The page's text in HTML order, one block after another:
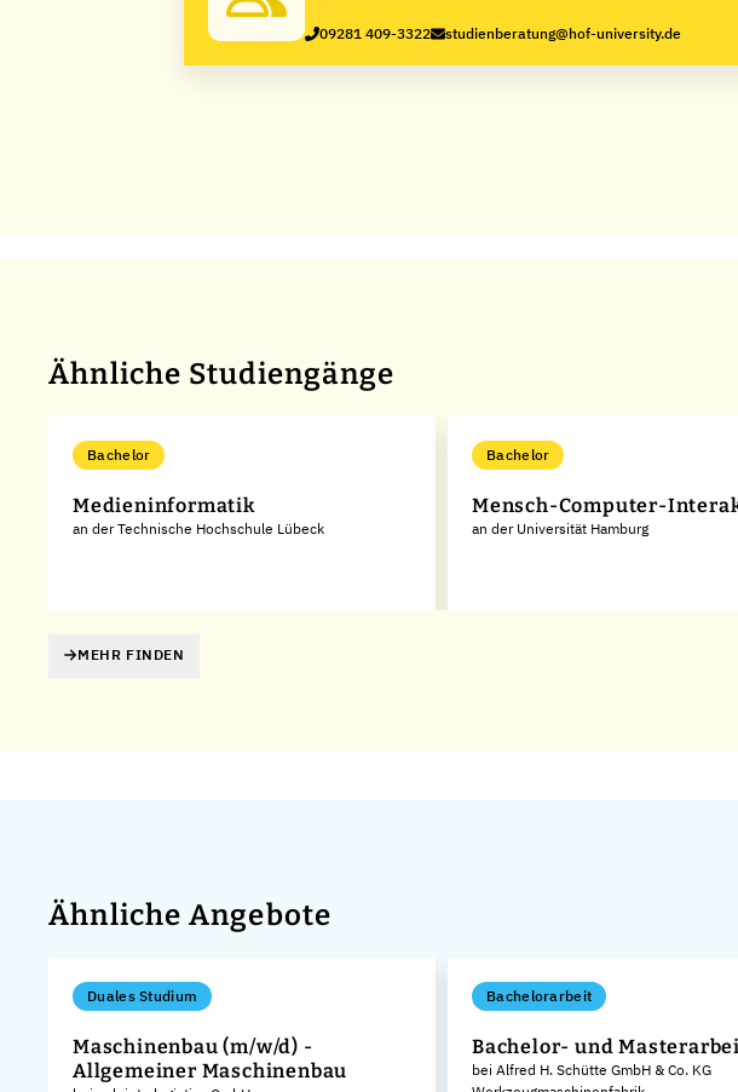
09281 409-3322 studienberatung@hof-university.de
Ähnliche Studiengänge
Bachelor
Medieninformatik
an der Technische Hochschule Lübeck
Bachelor
Mensch-Computer-
an der Universität Hamburg
MEHR FINDEN
Ähnliche Angebote
Duales Studium
Maschinenbau (m/w/d) -
Allgemeiner Maschinenbau
Bachelorarbeit
Bachelor- und
bei Alfred H. Schütte GmbH & Co. KG